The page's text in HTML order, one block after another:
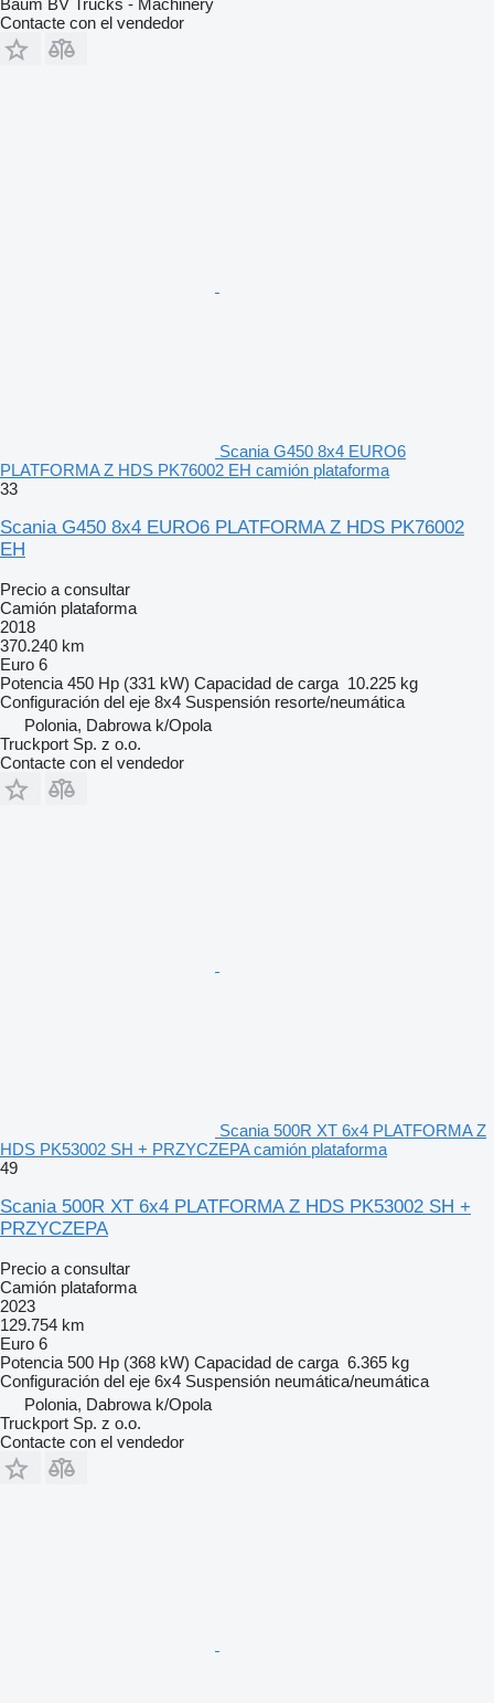
Baum BV Trucks - Machinery
Contacte con el vendedor
Scania G450 8x4 EURO6
PLATFORMA Z HDS PK76002 EH camión plataforma
33
Scania G450 8x4 EURO6 PLATFORMA Z HDS PK76002
EH
Precio a consultar
Camión plataforma
2018
370.240 km
Euro 6
Potencia 450 Hp (331 kW) Capacidad de carga 10.225 kg
Configuración del eje 8x4 Suspensión resorte/neumática
Polonia, Dabrowa k/Opola
Truckport Sp. z o.o.
Contacte con el vendedor
Scania 500R XT 6x4 PLATFORMA Z
HDS PK53002 SH + PRZYCZEPA camión plataforma
49
Scania 500R XT 6x4 PLATFORMA Z HDS PK53002 SH +
PRZYCZEPA
Precio a consultar
Camión plataforma
2023
129.754 km
Euro 6
Potencia 500 Hp (368 kW) Capacidad de carga 6.365 kg
Configuración del eje 6x4 Suspensión neumática/neumática
Polonia, Dabrowa k/Opola
Truckport Sp. z o.o.
Contacte con el vendedor